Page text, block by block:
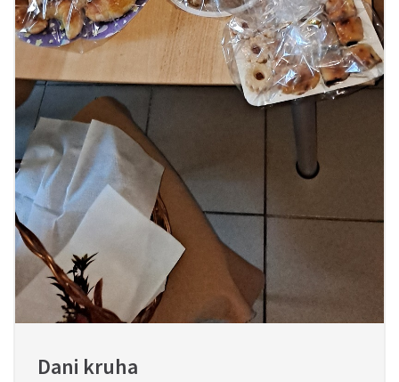
Dani kruha